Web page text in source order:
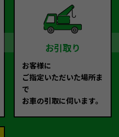
お引取り
お客様に
ご指定いただいた場所ま
で
お車の引取に伺います。